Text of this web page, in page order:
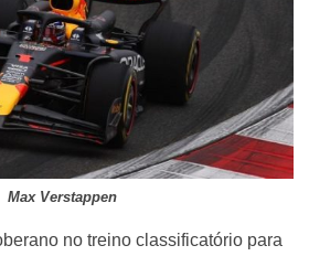
Max Verstappen
no treino classificatório para